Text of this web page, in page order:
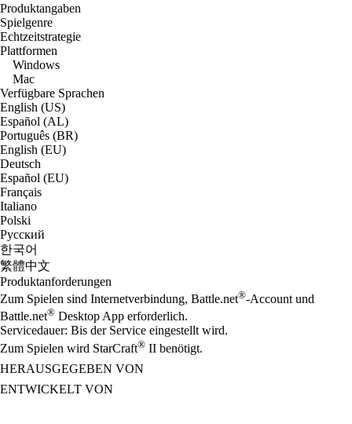
Produktangaben
Spielgenre
Echtzeitstrategie
Plattformen
Windows
Mac
Verfügbare Sprachen
English (US)
Español (AL)
Português (BR)
English (EU)
Deutsch
Español (EU)
Français
Italiano
Polski
Русский
한국어
繁體中文
Produktanforderungen
Zum Spielen sind Internetverbindung, Battle.net®-Account und
Battle.net® Desktop App erforderlich.
Servicedauer: Bis der Service eingestellt wird.
Zum Spielen wird StarCraft® II benötigt.
HERAUSGEGEBEN VON
ENTWICKELT VON